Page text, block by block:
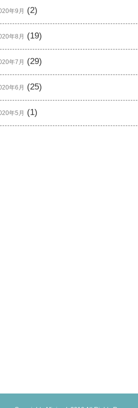
年9月 (2)
年8月 (19)
年7月 (29)
年6月 (25)
年5月 (1)